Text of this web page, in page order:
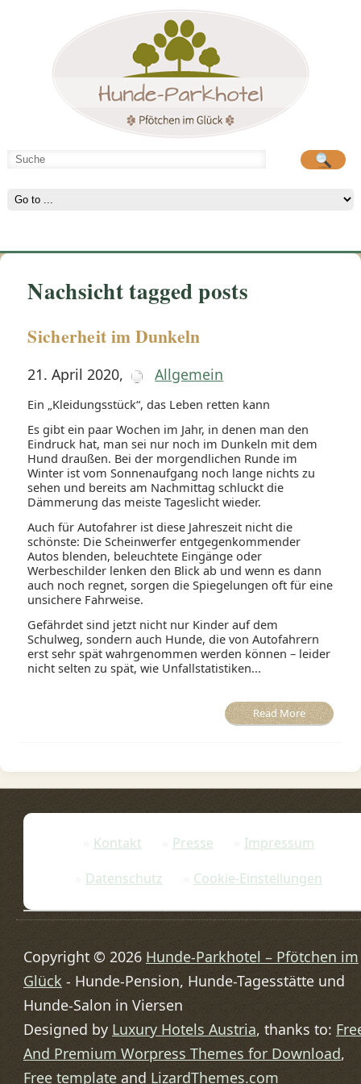
Hunde-Parkhotel
Nachsicht tagged posts
Sicherheit im Dunkeln
21. April 2020, Allgemein
Ein „Kleidungsstück“, das Leben retten kann
Es gibt ein paar Wochen im Jahr, in denen man den
Eindruck hat, man sei nur noch im Dunkeln mit dem
Hund draußen. Bei der morgendlichen Runde im
Winter ist vom Sonnenaufgang noch lange nichts zu
sehen und bereits am Nachmittag schluckt die
Dämmerung das meiste Tageslicht wieder.
Auch für Autofahrer ist diese Jahreszeit nicht die
schönste: Die Scheinwerfer entgegenkommender
Autos blenden, beleuchtete Eingänge oder
Werbeschilder lenken den Blick ab und wenn es dann
auch noch regnet, sorgen die Spiegelungen oft für eine
unsichere Fahrweise.
Gefährdet sind jetzt nicht nur Kinder auf dem
Schulweg, sondern auch Hunde, die von Autofahrern
erst sehr spät wahrgenommen werden können – leider
nicht selten zu spät, wie Unfallstatistiken...
Read More
Kontakt Presse
Impressum
Datenschutz
Cookie-Einstellungen
Copyright © 2026 Hunde-Parkhotel – Pfötchen im
Glück - Hunde-Pension, Hunde-Tagesstätte und
Hunde-Salon in Viersen
Designed by Luxury Hotels Austria, thanks to:
And Premium Worpress Themes for Download,
Free templateand LizardThemes.com